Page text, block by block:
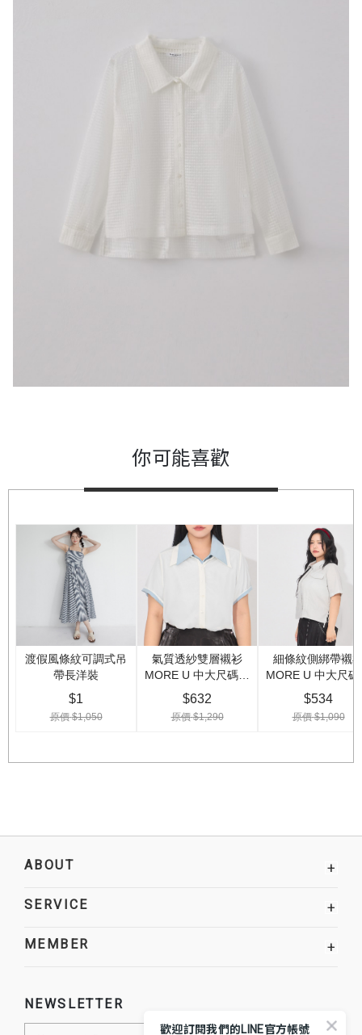
你可能喜歡
ABOUT +
SERVICE +
MEMBER +
NEWSLETTER
歡迎訂閱我們的LINE官方帳號